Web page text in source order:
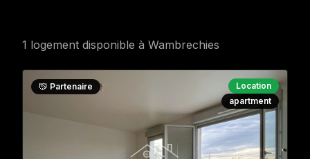
1 logement disponible à Wambrechies
Partenaire
Location
apartment